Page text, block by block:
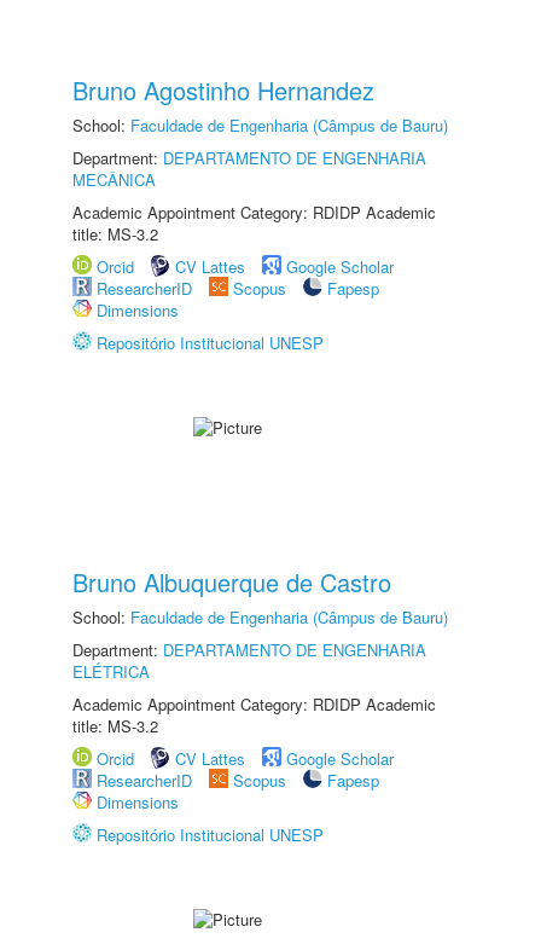
Bruno Agostinho Hernandez
School: Faculdade de Engenharia (Câmpus de Bauru)
Department: DEPARTAMENTO DE ENGENHARIA
MECÂNICA
Academic Appointment Category: RDIDP Academic
title: MS-3.2
Orcid
CV Lattes
Google Scholar
ResearcherID
Scopus
Fapesp
Dimensions
Repositório Institucional UNESP
Bruno Albuquerque de Castro
School: Faculdade de Engenharia (Câmpus de Bauru)
Department: DEPARTAMENTO DE ENGENHARIA
ELÉTRICA
Academic Appointment Category: RDIDP Academic
title: MS-3.2
Orcid
CV Lattes
Google Scholar
ResearcherID
Scopus
Fapesp
Dimensions
Repositório Institucional UNESP